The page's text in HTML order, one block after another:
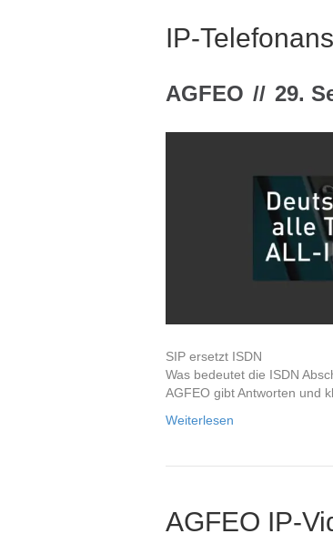
IP-
AGFEO // 29.
SIP ersetzt ISDN
Was bedeutet die ISDN
AGFEO gibt Antworten und
Weiterlesen
AGFEO IP-